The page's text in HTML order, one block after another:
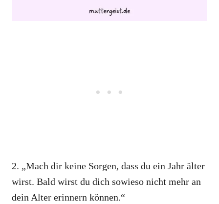
2. „Mach dir keine Sorgen, dass du ein Jahr älter
wirst. Bald wirst du dich sowieso nicht mehr an
dein Alter erinnern können.“